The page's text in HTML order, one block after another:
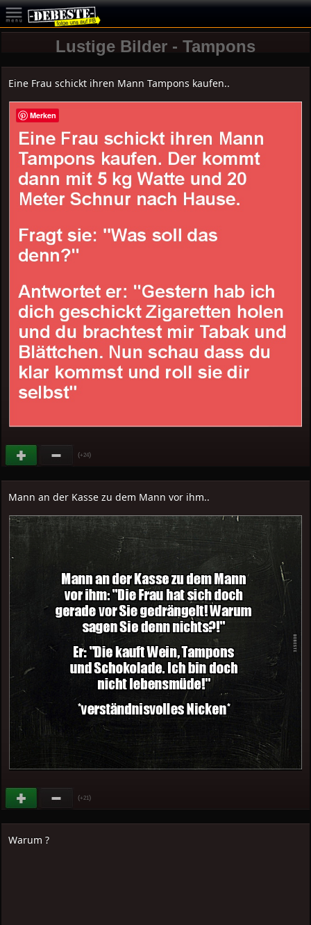
Lustige Bilder - Tampons
Eine Frau schickt ihren Mann Tampons kaufen..
(+24)
Mann an der Kasse zu dem Mann vor ihm..
(+21)
Warum ?
Merken